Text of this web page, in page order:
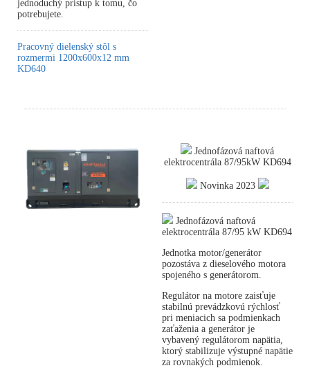
jednoduchý prístup k tomu, čo
potrebujete.
Pracovný dielenský stôl s
rozmermi 1200x600x12 mm
KD640
Jednofázová naftová
elektrocentrála 87/95kW KD694
Novinka 2023
Jednofázová naftová
elektrocentrála 87/95 kW KD694
Jednotka motor/generátor
pozostáva z dieselového motora
spojeného s generátorom.
Regulátor na motore zaisťuje
stabilnú prevádzkovú rýchlosť
pri meniacich sa podmienkach
zaťaženia a generátor je
vybavený regulátorom napätia,
ktorý stabilizuje výstupné napätie
za rovnakých podmienok.